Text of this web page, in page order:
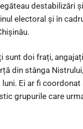
destabilizări
electoral și în
sunt doi frați,
din stânga
Ei ar fi coordonat
grupurile care